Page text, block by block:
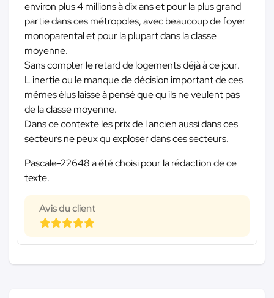
environ plus 4 millions à dix ans et pour la plus grand
partie dans ces métropoles, avec beaucoup de foyer
monoparental et pour la plupart dans la classe
moyenne.
Sans compter le retard de logements déjà à ce jour.
L inertie ou le manque de décision important de ces
mêmes élus laisse à pensé que qu ils ne veulent pas
de la classe moyenne.
Dans ce contexte les prix de l ancien aussi dans ces
secteurs ne peux qu exploser dans ces secteurs.
Pascale-22648 a été choisi pour la rédaction de ce
texte.
Avis du client